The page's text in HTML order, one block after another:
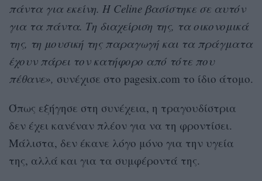
πάντα για εκείνη. Η Celine βασίστηκε σε αυτόν
για τα πάντα. Τη διαχείριση της, τα οικονομικά
της, τη μουσική της παραγωγή και τα πράγματα
έχουν πάρει τον κατήφορο από τότε που
πέθανε», συνέχισε στο pagesix.com το ίδιο άτομο.
Όπως εξήγησε στη συνέχεια, η τραγουδίστρια
δεν έχει κανέναν πλέον για να τη φροντίσει.
Μάλιστα, δεν έκανε λόγο μόνο για την υγεία
της, αλλά και για τα συμφέροντά της.